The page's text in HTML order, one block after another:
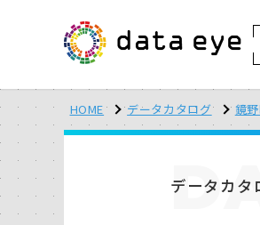
HOME データカタログ 鏡
データカタ